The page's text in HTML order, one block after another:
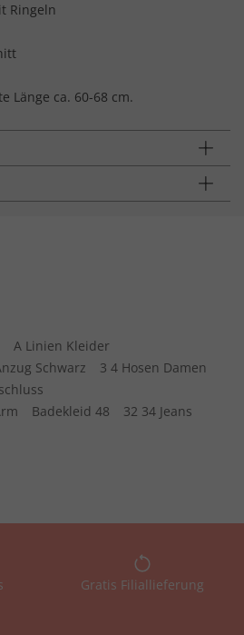
Ringeln
Länge ca. 60-68 cm.
A Linien Kleider
Schwarz
3 4 Hosen Damen
Badekleid 48
32 34 Jeans
Gratis Filiallieferung